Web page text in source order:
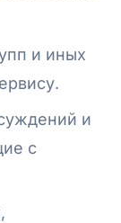
и иных
и
с